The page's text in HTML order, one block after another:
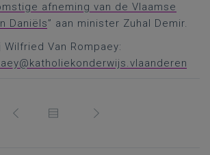
afneming van de Vlaamse
Daniëls” aan minister Zuhal Demir.
Van Rompaey: